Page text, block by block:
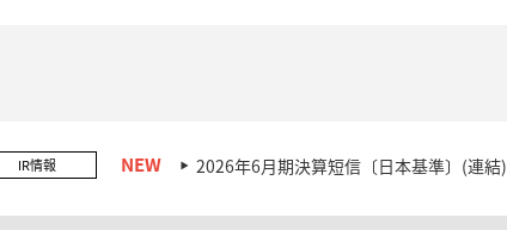
IR情報 2026年6月期決算短信〔日本基準〕(連結)